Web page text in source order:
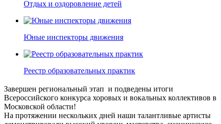
Отдых и оздоровление детей
Юные инспекторы движения
Реестр образовательных практик
Завершен региональный этап и подведены итоги
Всероссийского конкурса хоровых и вокальных коллективов в
Московской области!
На протяжении нескольких дней наши талантливые артисты